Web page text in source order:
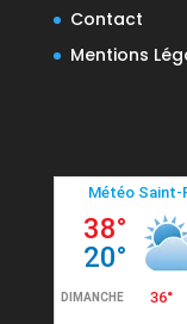
Contact
Mentions